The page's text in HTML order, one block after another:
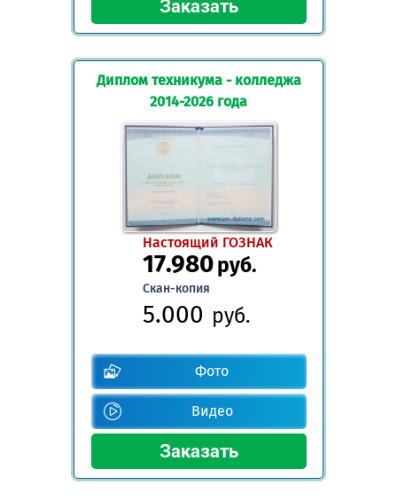
Диплом техникума - колледжа
2014-2026 года
Настоящий ГОЗНАК
17.980руб.
Скан-копия
5.000 руб.
Фото
Видео